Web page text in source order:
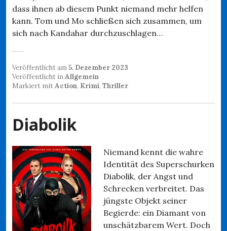
dass ihnen ab diesem Punkt niemand mehr helfen
kann. Tom und Mo schließen sich zusammen, um
sich nach Kandahar durchzuschlagen…
Veröffentlicht am5. Dezember 2023
Veröffentlicht inAllgemein
Markiert mitAction, Krimi, Thriller
Diabolik
Niemand kennt die wahre
Identität des Superschurken
Diabolik, der Angst und
Schrecken verbreitet. Das
jüngste Objekt seiner
Begierde: ein Diamant von
unschätzbarem Wert. Doch